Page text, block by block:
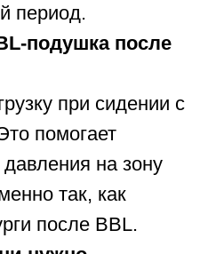
период.
подушка после
при сидении с
помогает
на зону
так, как
после BBL.